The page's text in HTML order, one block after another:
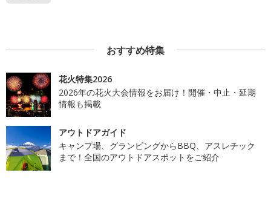
おすすめ特集
花火特集2026
2026年の花火大会情報をお届け！開催・中止・延期
情報も掲載
アウトドアガイド
キャンプ場、グランピングからBBQ、アスレチック
まで！全国のアウトドアスポットをご紹介